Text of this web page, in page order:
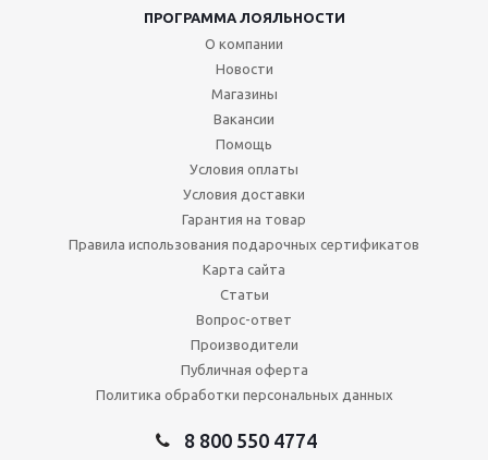
ПРОГРАММА ЛОЯЛЬНОСТИ
О компании
Новости
Магазины
Вакансии
Помощь
Условия оплаты
Условия доставки
Гарантия на товар
Правила использования подарочных сертификатов
Карта сайта
Статьи
Вопрос-ответ
Производители
Публичная оферта
Политика обработки персональных данных
8 800 550 4774